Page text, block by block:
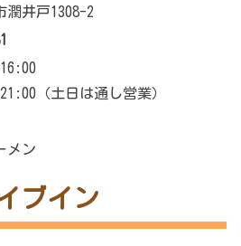
潤井戸1308-2
土日は通し営業）
メン
ブイン